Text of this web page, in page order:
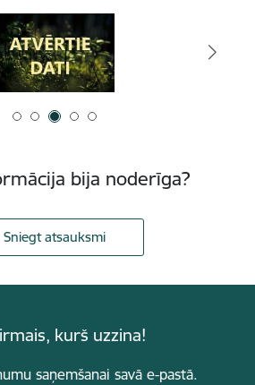
bija noderīga?
Sniegt atsauksmi
kurš uzzina!
saņemšanai savā e-pastā.